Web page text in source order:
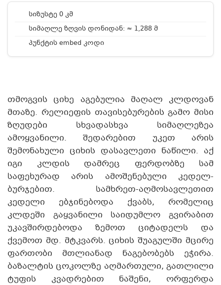
სიზუსტე 0 კმ
სიმაღლე ზღვის დონიდან: ≈ 1,288 მ
პუნქტის embed კოდი
თმოგვის ციხე აგებულია მაღალ კლდოვან
მთაზე. რელიეფის თავისებურების გამო მისი
ზღუდები სხვადასხვა სიმაღლეზეა
ამოყვანილი. შედარებით უკეთ არის
შემონახული ციხის დასავლეთი ნაწილი. აქ
იგი კლდის დამრეც ფერდობზე სამ
საფეხურად არის ამოშენებული კედელ-
ბურჯებით. სამხრეთ-აღმოსავლეთით
კედელი ებჯინებოდა ქვაბს, რომელიც
კლდეში გაყვანილი საიდუმლო გვირაბით
უკავშირდებოდა ზემოთ ციტადელს და
ქვემოთ მდ. მტკვარს. ციხის შუაგულში მცირე
ფართობი მთლიანად ნაგებობებს ეჭირა.
ბაზალტის ცოკოლზე აღმართული, გათლილი
ტუფის კვადრებით ნაშენი, ორფერდა